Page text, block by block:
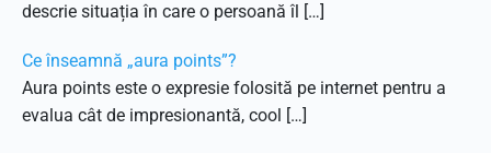
descrie situația în care o persoană îl […]
Ce înseamnă „aura points”?
Aura points este o expresie folosită pe internet pentru a
evalua cât de impresionantă, cool […]